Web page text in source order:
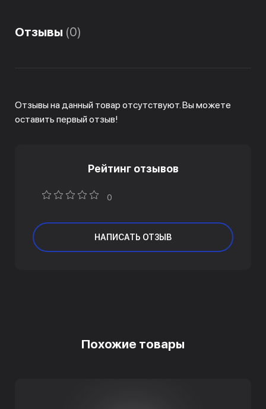
Отзывы (0)
Отзывы на данный товар отсутствуют. Вы можете
оставить первый отзыв!
Рейтинг отзывов
0
НАПИСАТЬ ОТЗЫВ
Похожие товары